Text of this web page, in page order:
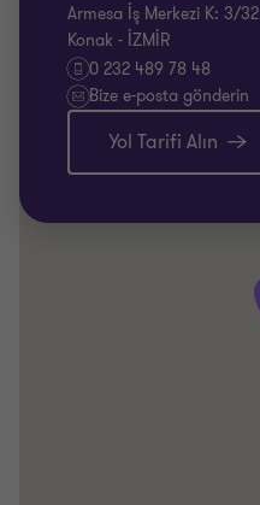
Armesa İş Merkezi K: 3/32
Konak - İZMİR
0 232 489 78 48
Bize e-posta gönderin
Yol Tarifi Alın